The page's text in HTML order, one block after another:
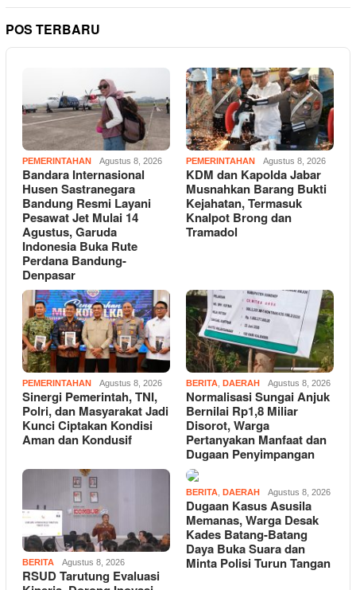
POS TERBARU
PEMERINTAHAN Agustus 8, 2026
Bandara Internasional
Husen Sastranegara
Bandung Resmi Layani
Pesawat Jet Mulai 14
Agustus, Garuda
Indonesia Buka Rute
Perdana Bandung-
Denpasar
PEMERINTAHAN Agustus 8, 2026
KDM dan Kapolda Jabar
Musnahkan Barang Bukti
Kejahatan, Termasuk
Knalpot Brong dan
Tramadol
PEMERINTAHAN Agustus 8, 2026
Sinergi Pemerintah, TNI,
Polri, dan Masyarakat Jadi
Kunci Ciptakan Kondisi
Aman dan Kondusif
BERITA DAERAH Agustus 8, 2026
Normalisasi Sungai Anjuk
Bernilai Rp1,8 Miliar
Disorot, Warga
Pertanyakan Manfaat dan
Dugaan Penyimpangan
BERITA Agustus 8, 2026
RSUD Tarutung Evaluasi
BERITA DAERAH Agustus 8, 2026
Dugaan Kasus Asusila
Memanas, Warga Desak
Kades Batang-Batang
Daya Buka Suara dan
Minta Polisi Turun Tangan